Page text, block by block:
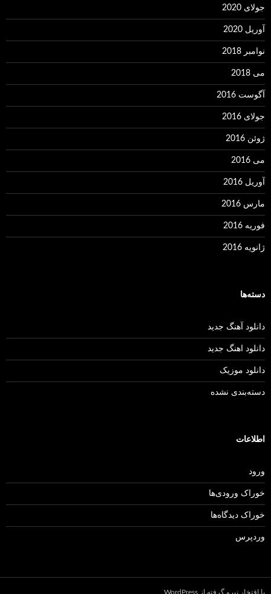
جولای 2020
آوریل 2020
نوامبر 2018
می 2018
آگوست 2016
جولای 2016
ژوئن 2016
می 2016
آوریل 2016
مارس 2016
فوریه 2016
ژانویه 2016
دسته‌ها
دانلود آهنگ جدید
دانلود اهنگ جدید
دانلود موزیک
دسته‌بندی نشده
اطلاعات
ورود
خوراک ورودی‌ها
خوراک دیدگاه‌ها
وردپرس
با افتخار نیرو گرفته از WordPress